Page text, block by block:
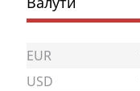
EUR
USD